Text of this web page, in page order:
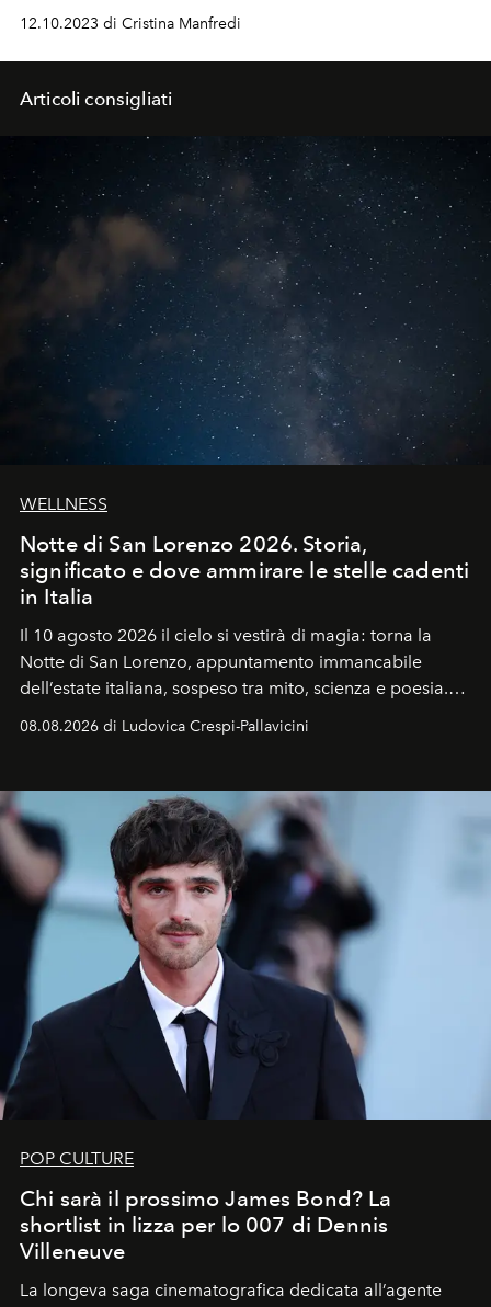
Tokyo. Parola chiave? Essenzialità e JLRFKL di luce
12.10.2023 di Cristina Manfredi
Articoli consigliati
WELLNESS
Notte di San Lorenzo 2026. Storia,
significato e dove ammirare le stelle cadenti
in Italia
Il 10 agosto 2026 il cielo si vestirà di magia: torna la
Notte di San Lorenzo, appuntamento immancabile
dell’estate italiana, sospeso tra mito, scienza e poesia.
Sarà il momento in cui gli occhi si alzano verso la volta
celeste per seguire il passaggio delle
all’universo i desideri più segreti
08.08.2026 di Ludovica Crespi-Pallavicini
POP CULTURE
Chi sarà il prossimo James Bond? La
shortlist in lizza per lo 007 di Dennis
Villeneuve
La longeva saga cinematografica dedicata all’agente